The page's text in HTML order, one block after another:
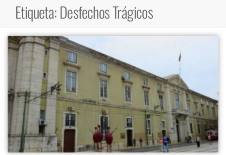
Etiqueta:Desfechos Trágicos